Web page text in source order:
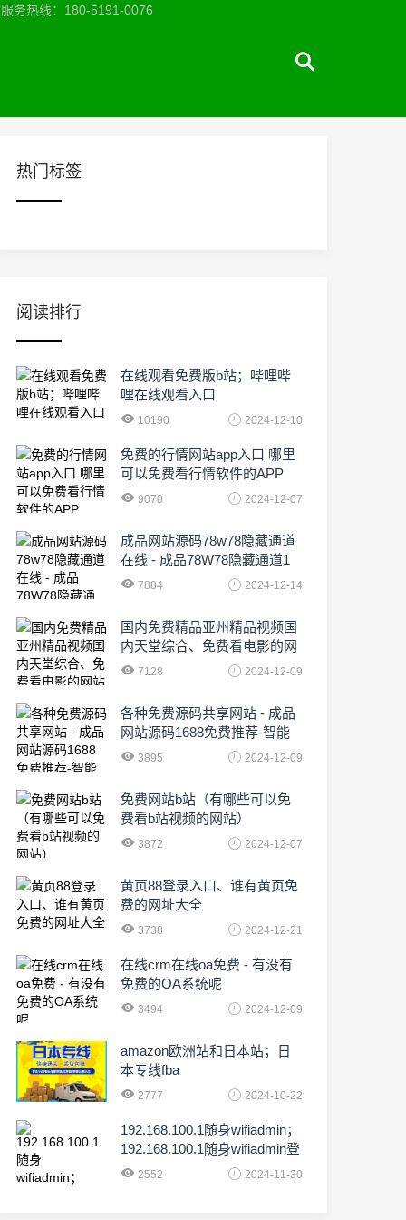
务热线：180-5191-0076
热门标签
阅读排行
在线观看免费版b站；哔哩哔
哩在线观看入口
10190 2024-12-10
免费的行情网站app入口 哪里
可以免费看行情软件的APP
9070 2024-12-07
成品网站源码78w78隐藏通道
在线 - 成品78W78隐藏通道1
农业数字化,为乡村振兴注入新
7884 2024-12-14
国内免费精品亚州精品视频国
内天堂综合、免费看电影的网
站有哪些啊
7128 2024-12-09
各种免费源码共享网站 - 成品
网站源码1688免费推荐-智能
化时代的挑战与机遇!
3895 2024-12-09
免费网站b站（有哪些可以免
费看b站视频的网站）
3872 2024-12-07
黄页88登录入口、谁有黄页免
费的网址大全
3738 2024-12-21
在线crm在线oa免费 - 有没有
免费的OA系统呢
3494 2024-12-09
amazon欧洲站和日本站；日
本专线fba
2777 2024-10-22
192.168.100.1随身wifiadmin；
192.168.100.1随身wifiadmin登
录器2552 2024-11-30